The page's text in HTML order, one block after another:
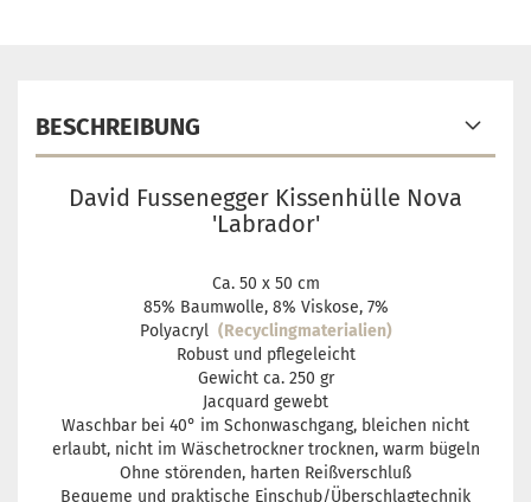
BESCHREIBUNG
David Fussenegger Kissenhülle Nova
'Labrador'
Ca. 50 x 50 cm
85% Baumwolle, 8% Viskose, 7%
Polyacryl (Recyclingmaterialien)
Robust und pflegeleicht
Gewicht ca. 250 gr
Jacquard gewebt
Waschbar bei 40° im Schonwaschgang, bleichen nicht
erlaubt, nicht im Wäschetrockner trocknen, warm bügeln
Ohne störenden, harten Reißverschluß
Bequeme und praktische Einschub/Überschlagtechnik